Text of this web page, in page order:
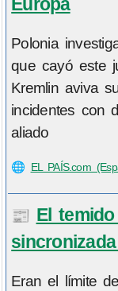
Polonia
que cayó este
Kremlin aviva
incidentes con
aliado
🌐 EL PAÍS.com
📰 El
Eran el límite